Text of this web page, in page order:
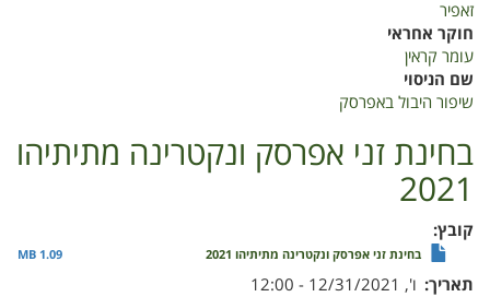
זאפיר
חוקר אחראי
עומר קראין
שם הניסוי
שיפור היבול באפרסק
בחינת זני אפרסק ונקטרינה מתיתיהו
2021
קובץ
בחינת זני אפרסק ונקטרינה מתיתיהו 2021 1.09 MB
תאריך ו', 12/31/2021 - 12:00